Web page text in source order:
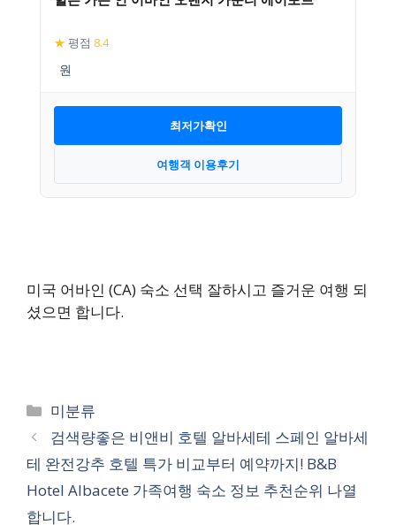
★ 평점 8.4
최저가확인
여행객 이용후기
미국 어바인 (CA) 숙소 선택 잘하시고 즐거운 여행 되
셨으면 합니다.
카
테
고
리
미분류
검색량좋은 비앤비 호텔 알바세테 스페인 알바세
테 완전강추 호텔 특가 비교부터 예약까지! B&B
Hotel Albacete 가족여행 숙소 정보 추천순위 나열
합니다.